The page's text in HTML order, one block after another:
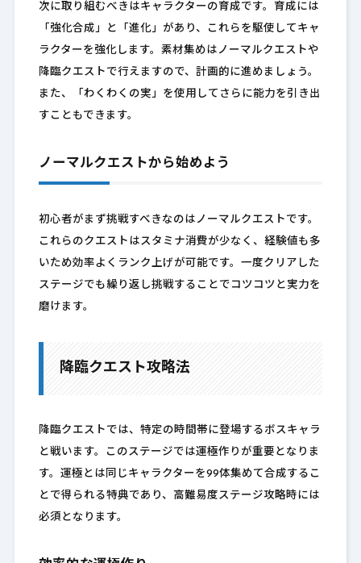
次に取り組むべきはキャラクターの育成です。育成には
「強化合成」と「進化」があり、これらを駆使してキャ
ラクターを強化します。素材集めはノーマルクエストや
降臨クエストで行えますので、計画的に進めましょう。
また、「わくわくの実」を使用してさらに能力を引き出
すこともできます。
ノーマルクエストから始めよう
初心者がまず挑戦すべきなのはノーマルクエストです。
これらのクエストはスタミナ消費が少なく、経験値も多
いため効率よくランク上げが可能です。一度クリアした
ステージでも繰り返し挑戦することでコツコツと実力を
磨けます。
降臨クエスト攻略法
降臨クエストでは、特定の時間帯に登場するボスキャラ
と戦います。このステージでは運極作りが重要となりま
す。運極とは同じキャラクターを99体集めて合成するこ
とで得られる特典であり、高難易度ステージ攻略時には
必須となります。